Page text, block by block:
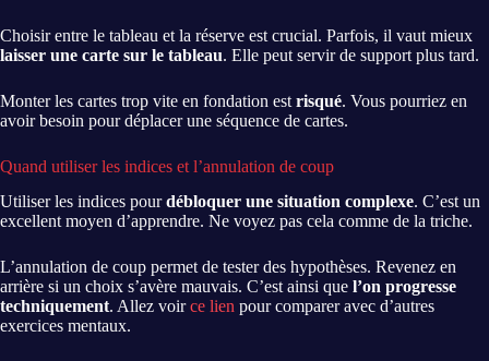
Choisir entre le tableau et la réserve est crucial. Parfois, il vaut mieux
laisser une carte sur le tableau. Elle peut servir de support plus tard.
Monter les cartes trop vite en fondation est risqué. Vous pourriez en
avoir besoin pour déplacer une séquence de cartes.
Quand utiliser les indices et l’annulation de coup
Utiliser les indices pourdébloquer une situation complexe. C’est un
excellent moyen d’apprendre. Ne voyez pas cela comme de la triche.
L’annulation de coup permet de tester des hypothèses. Revenez en
arrière si un choix s’avère mauvais. C’est ainsi que l’on progresse
techniquement. Allez voirce lien pour comparer avec d’autres
exercices mentaux.